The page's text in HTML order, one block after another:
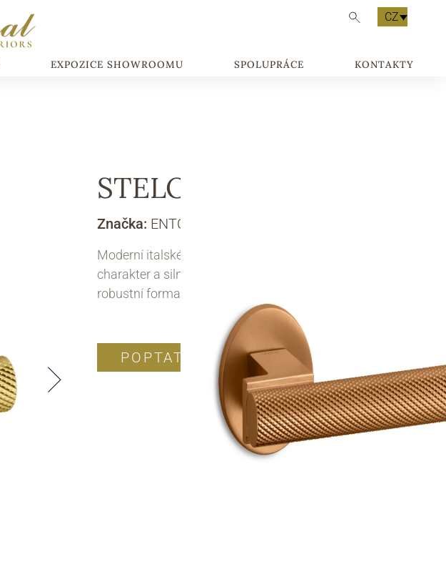
CZ
EXPOZICE SHOWROOMU SPOLUPRÁCE KONTAKTY
STELO 1
Značka: ENTO
Moderní italské kliky STELO mají osobitý
charakter a silný design. Geometrické linie a
robustní forma dodávají dveřím energii i eleganci.
POPTAT PRODUKT